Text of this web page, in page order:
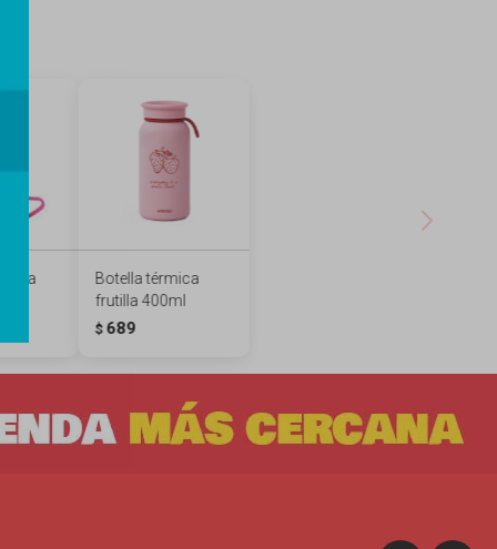
taza
Botella térmica
frutilla 400ml
$ 689